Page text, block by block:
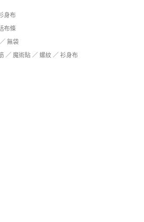
身布
布條
無袋
／ 魔術貼 ／ 螺紋 ／ 衫身布